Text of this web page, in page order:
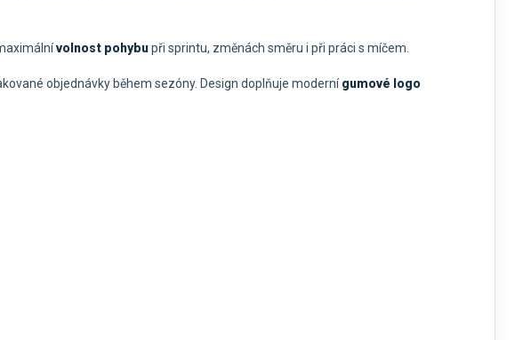
volnost pohybupři sprintu, změnách směru i při práci s míčem.
objednávky během sezóny. Design doplňuje modernígumové logo